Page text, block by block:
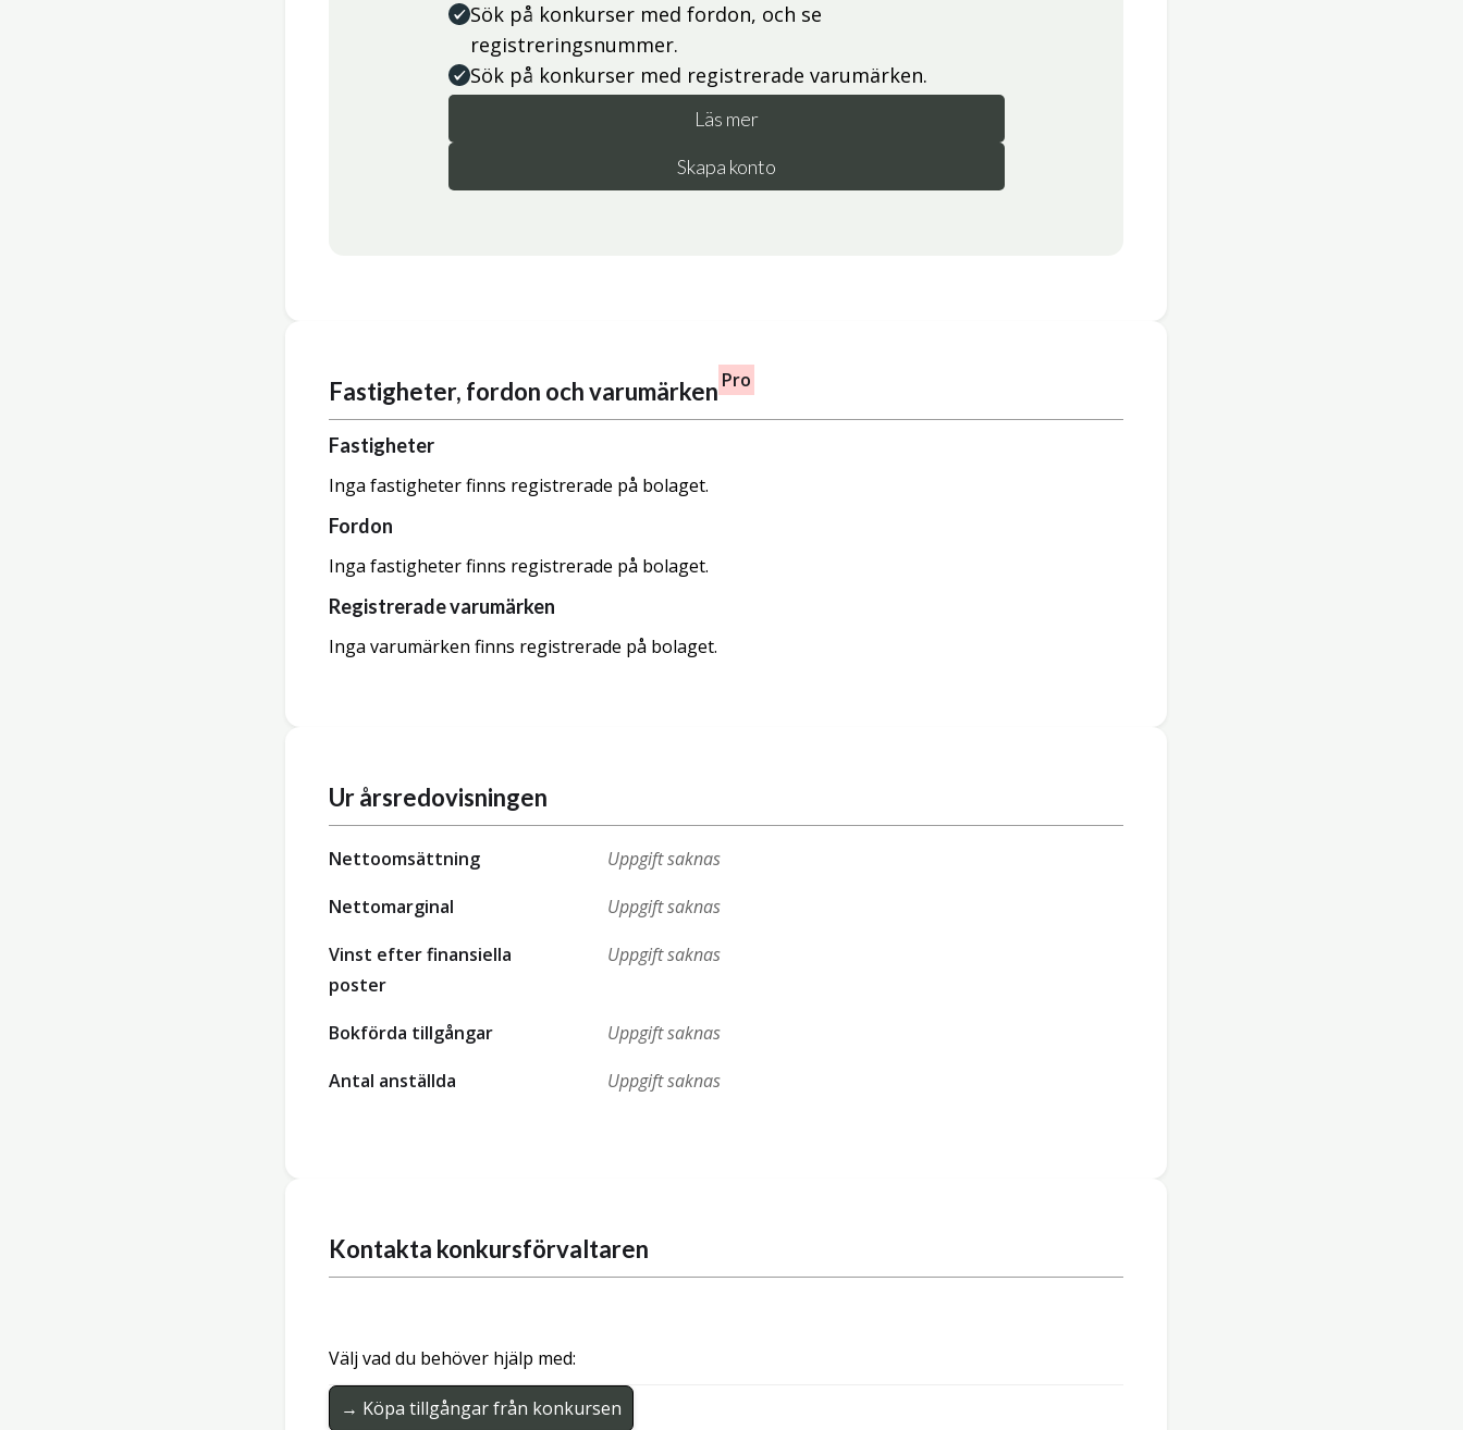
Sök på konkurser med fordon, och se
registreringsnummer.
Sök på konkurser med registrerade varumärken.
Läs mer
Skapa konto
Fastigheter, fordon och varumärken Pro
Fastigheter
Inga fastigheter finns registrerade på bolaget.
Fordon
Inga fastigheter finns registrerade på bolaget.
Registrerade varumärken
Inga varumärken finns registrerade på bolaget.
Ur årsredovisningen
Nettoomsättning
Uppgift saknas
Nettomarginal
Uppgift saknas
Vinst efter finansiella
poster
Uppgift saknas
Bokförda tillgångar
Uppgift saknas
Antal anställda
Uppgift saknas
Kontakta konkursförvaltaren
Välj vad du behöver hjälp med:
→ Köpa tillgångar från konkursen